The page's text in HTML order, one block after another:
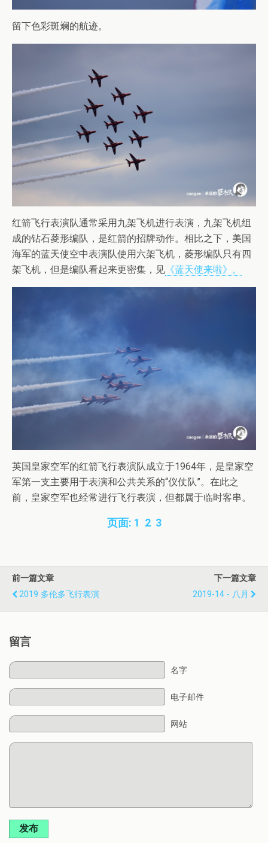
留下色彩斑斓的航迹。
红箭飞行表演队通常采用九架飞机进行表演，九架飞机组
成的钻石菱形编队，是红箭的招牌动作。相比之下，美国
海军的蓝天使空中表演队使用六架飞机，菱形编队只有四
架飞机，但是编队看起来更密集，见 《蓝天使来啦》。
英国皇家空军的红箭飞行表演队成立于1964年，是皇家空
军第一支主要用于表演和公共关系的“仪仗队”。在此之
前，皇家空军也经常进行飞行表演，但都属于临时客串。
页面: 1 2 3
前一篇文章
2019 多伦多飞行表演
下一篇文章
2019-14 - 八月
留言
名字
电子邮件
网站
发布